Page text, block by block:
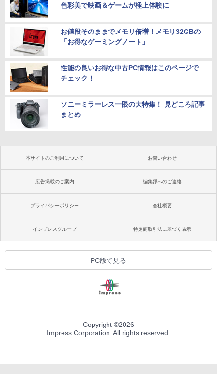
色彩美で映画＆ゲームが極上体験に
お値段そのままでメモリ倍増！メモリ32GBの
「お得なゲーミングノート」
性能の良いお得な中古PC情報はこのページで
チェック！
ソニーミラーレス一眼の大特集！ 見どころ記事
まとめ
本サイトのご利用について お問い合わせ
広告掲載のご案内 編集部へのご連絡
プライバシーポリシー 会社概要
インプレスグループ 特定商取引法に基づく表示
PC版で見る
Copyright ©2026
Impress Corporation. All rights reserved.